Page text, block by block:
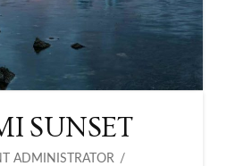
SUNSET
ADMINISTRATOR